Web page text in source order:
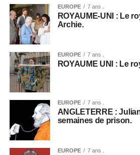
EUROPE 7 ans .
ROYAUME-UNI : Le
Archie.
EUROPE 7 ans .
ROYAUME UNI : Le
EUROPE 7 ans .
ANGLETERRE :
semaines de prison.
EUROPE 7 ans .